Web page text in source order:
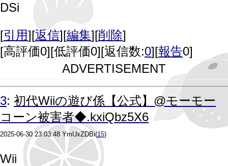
DSi
[引用][返信][編集][削除]
[高評価0][低評価0][返信数:0][報告0]
ADVERTISEMENT
3: 初代Wiiの遊び係【公式】@モーモー
コーン被害者◆.kxiQbz5X6
2025-06-30 23:03:48 YmUxZDBi(15)
Wii